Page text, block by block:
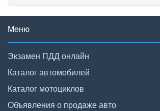
Меню
Экзамен ПДД онлайн
Каталог автомобилей
Каталог мотоциклов
Объявления о продаже авто